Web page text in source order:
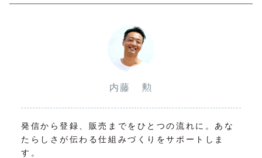
内藤 勲
発信から登録、販売までをひとつの流れに。あな
たらしさが伝わる仕組みづくりをサポートしま
す。